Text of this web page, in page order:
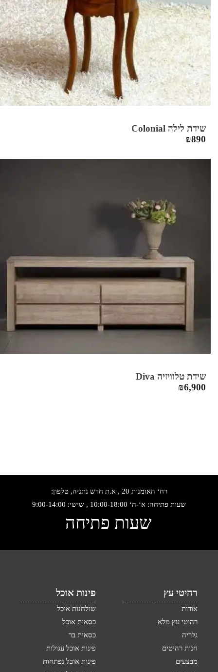
שידת לילה Colonial
₪890
שידת טלוויזיה Diva
₪6,900
רח‘ האומנות 20 , א.ת חדש נתניה, טלפון:
שעות פתיחה: א‘-ה‘ 10:00-18:00 , שישי: 9:00-14:00
שעות פתיחה
רהיטי עץ
אודות
רהיטי עץ מלא
גלריה
חנות רהיטים
מבצעים
פינות אוכל
שולחנות אוכל
כסאות אוכל
כסאות בר
פינות אוכל עגולות
פינות אוכל נפתחות